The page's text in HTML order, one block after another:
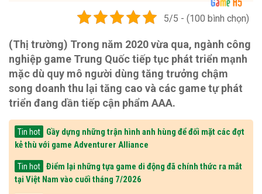
5/5 - (100 bình chọn)
(Thị trường) Trong năm 2020 vừa qua, ngành công
nghiệp game Trung Quốc tiếp tục phát triển mạnh
mặc dù quy mô người dùng tăng trưởng chậm
song doanh thu lại tăng cao và các game tự phát
triển đang dần tiếp cận phẩm AAA.
Tin hot
Gầy dựng những trận hình anh hùng để đối mặt các đợt
kẻ thù với game Adventurer Alliance
Tin hot
Điểm lại những tựa game di động đã chính thức ra mắt
tại Việt Nam vào cuối tháng 7/2026